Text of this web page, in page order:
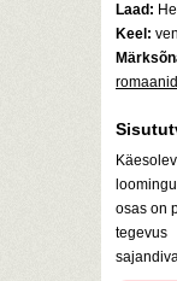
Laad:
Keel:
romaanid
osas on